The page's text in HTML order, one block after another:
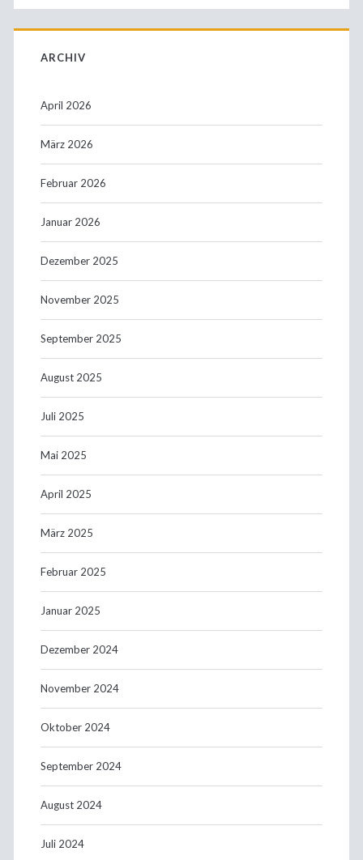
ARCHIV
April 2026
März 2026
Februar 2026
Januar 2026
Dezember 2025
November 2025
September 2025
August 2025
Juli 2025
Mai 2025
April 2025
März 2025
Februar 2025
Januar 2025
Dezember 2024
November 2024
Oktober 2024
September 2024
August 2024
Juli 2024